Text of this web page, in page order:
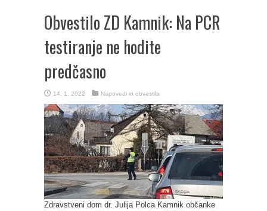
Obvestilo ZD Kamnik: Na PCR
testiranje ne hodite
predčasno
14. 1. 2022 Napovedi in obvestila
Zdravstveni dom dr. Julija Polca Kamnik občanke